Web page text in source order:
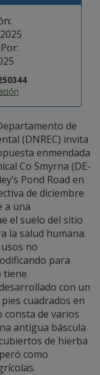
de
(DNREC) invita
enmendada
Co Smyrna (DE-
Pond Road en
de diciembre
a una
el suelo del sitio
la salud humana.
no
para
tiene
con un
cuadrados en
consta de varios
antigua báscula
de hierba
como